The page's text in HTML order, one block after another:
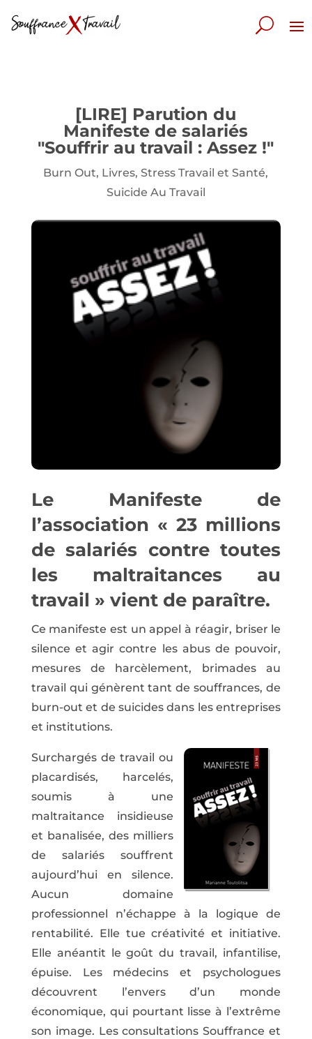
[LIRE] Parution du
Manifeste de salariés
"Souffrir au travail : Assez !"
Burn Out, Livres,Stress Travail et Santé,
Suicide Au Travail
Le Manifeste de
l’association « 23 millions
de salariés contre toutes
les maltraitances au
travail » vient de paraître.
Ce manifeste est un appel à réagir, briser le
silence et agir contre les abus de pouvoir,
mesures de harcèlement, brimades au
travail qui génèrent tant de souffrances, de
burn-out et de suicides dans les entreprises
et institutions.
Surchargés de travail ou
placardisés, harcelés,
soumis à une
maltraitance insidieuse
et banalisée, des milliers
de salariés souffrent
aujourd’hui en silence.
Aucun domaine
professionnel n’échappe à la logique de
rentabilité. Elle tue créativité et initiative.
Elle anéantit le goût du travail, infantilise,
épuise. Les médecins et psychologues
découvrent l’envers d’un monde
économique, qui pourtant lisse à l’extrême
son image. Les consultations Souffrance et